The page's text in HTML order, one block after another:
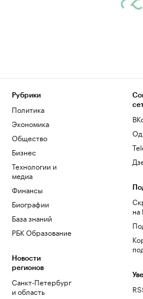
Рубрики
Политика
Экономика
Общество
Бизнес
Технологии и
медиа
Финансы
Биографии
База знаний
РБК Образование
Новости
регионов
Санкт-Петербург
и область
на